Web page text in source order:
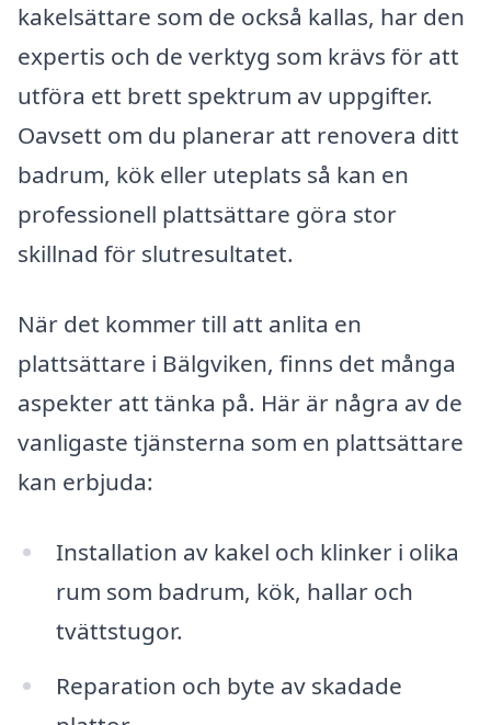
kakelsättare som de också kallas, har den
expertis och de verktyg som krävs för att
utföra ett brett spektrum av uppgifter.
Oavsett om du planerar att renovera ditt
badrum, kök eller uteplats så kan en
professionell plattsättare göra stor
skillnad för slutresultatet.
När det kommer till att anlita en
plattsättare i Bälgviken, finns det många
aspekter att tänka på. Här är några av de
vanligaste tjänsterna som en plattsättare
kan erbjuda:
Installation av kakel och klinker i olika
rum som badrum, kök, hallar och
tvättstugor.
Reparation och byte av skadade